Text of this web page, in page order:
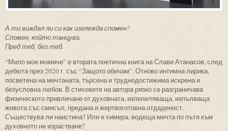
А ти виждал ли си как изглежда спомен?
Спомен, който танцува.
Пред теб, без теб.
“Мило мое момиче” е втората поетична книга на Слави Атанасов, след
дебюта през 2020 г. със “Защото обичам”. Отново интимна лирика,
посветена на мечтаната, търсена и труднодостижима искрена и
безусловна любов. В стиховете на автора рязко се разграничава
физическото привличане от духовната, изпепеляваща, изпълваща
живота със смисъл, предана и жертвоготовна отдаденост.
Съществува ли наистина? Или е химера, водеща мечта по пътя към
духовното ни израстване?